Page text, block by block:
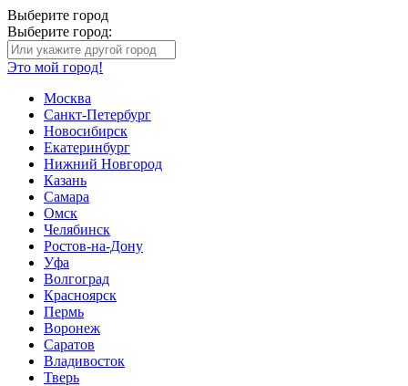
Выберите город
Выберите город:
Это мой город!
Москва
Санкт-Петербург
Новосибирск
Екатеринбург
Нижний Новгород
Казань
Самара
Омск
Челябинск
Ростов-на-Дону
Уфа
Волгоград
Красноярск
Пермь
Воронеж
Саратов
Владивосток
Тверь